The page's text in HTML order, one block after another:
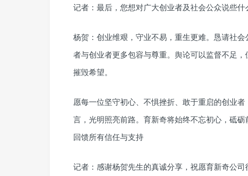
记者：最后，您想对广大创业者及社会公众说些什
杨贺：创业维艰，守业不易，重生更难。恳请社
者与创业者更多包容与尊重。舆论可以监督不足
摧毁希望。
愿每一位坚守初心、不惧挫折、敢于重启的创业
言，光明照亮前路。育新奇将始终不忘初心，砥
回馈所有信任与支持
记者：感谢杨贺先生的真诚分享，祝愿育新奇公司